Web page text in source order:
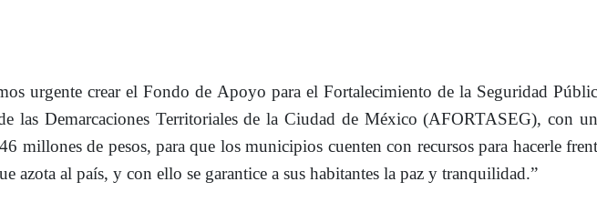
urgente crear elFondo de Apoyo para el Fortalecimiento de la Seguridad
las Demarcaciones Territoriales de la Ciudad de México (AFORTASEG), con
millones de pesos, para que los municipios cuenten con recursos para hacerle
azota al país, y con ello se garantice a sus habitantes la paz y tranquilidad.”